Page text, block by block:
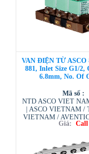
VAN ĐIỆN TỪ ASCO
881, Inlet Size G1/2,
6.8mm, No. Of
Mã số :
NTD ASCO VIET
| ASCO VIETNAM /
VIETNAM /
/ TESCOM
Giá: Call